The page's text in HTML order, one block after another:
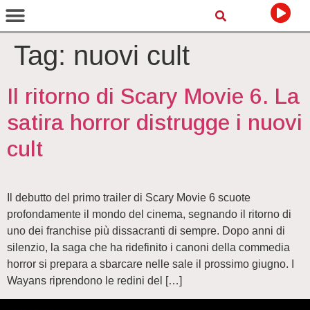
Tag: nuovi cult
Il ritorno di Scary Movie 6. La
satira horror distrugge i nuovi
cult
Il debutto del primo trailer di Scary Movie 6 scuote
profondamente il mondo del cinema, segnando il ritorno di
uno dei franchise più dissacranti di sempre. Dopo anni di
silenzio, la saga che ha ridefinito i canoni della commedia
horror si prepara a sbarcare nelle sale il prossimo giugno. I
Wayans riprendono le redini del […]